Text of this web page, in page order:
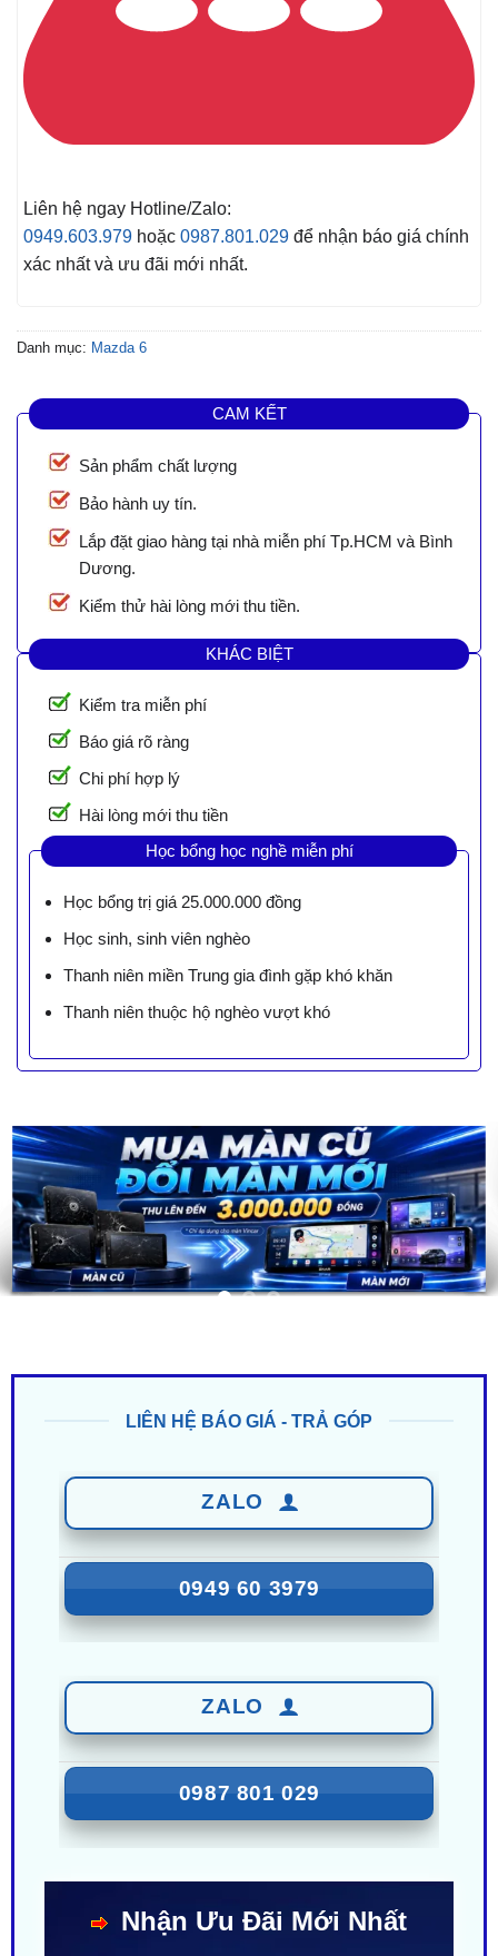
Liên hệ ngay Hotline/Zalo:
0949.603.979 hoặc 0987.801.029 để nhận báo giá chính
xác nhất và ưu đãi mới nhất.
Danh mục: Mazda 6
CAM KẾT
Sản phẩm chất lượng
Bảo hành uy tín.
Lắp đặt giao hàng tại nhà miễn phí Tp.HCM và Bình
Dương.
Kiểm thử hài lòng mới thu tiền.
KHÁC BIỆT
Kiểm tra miễn phí
Báo giá rõ ràng
Chi phí hợp lý
Hài lòng mới thu tiền
Học bổng học nghề miễn phí
Học bổng trị giá 25.000.000 đồng
Học sinh, sinh viên nghèo
Thanh niên miền Trung gia đình gặp khó khăn
Thanh niên thuộc hộ nghèo vượt khó
0949 60 3979
0987 801 029